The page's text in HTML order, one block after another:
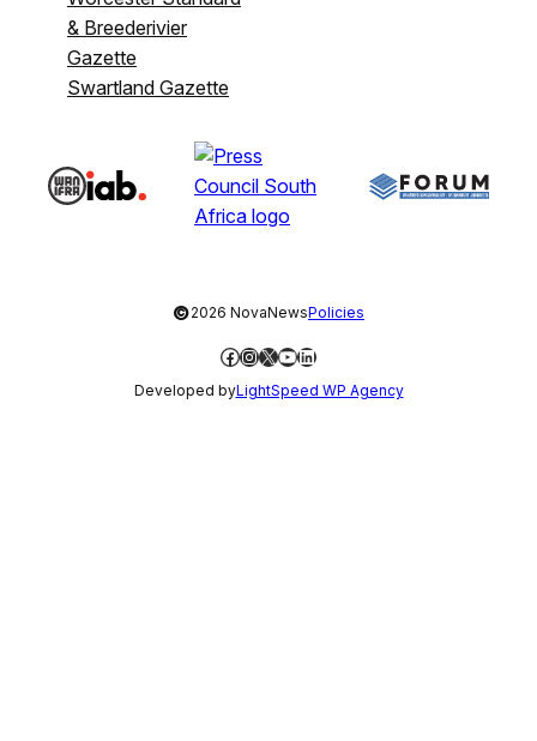
& Breederivier
Gazette
Swartland Gazette
©2026 NovaNewsPolicies
Facebook
Instagram
X YouTube
LinkedIn
Developed byLightSpeed WP Agency